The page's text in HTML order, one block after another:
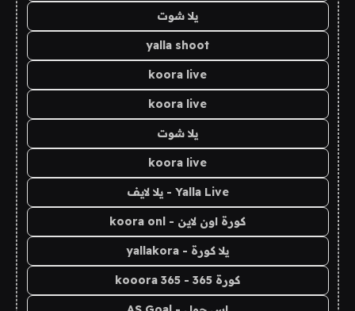
يلا شوت
yalla shoot
koora live
koora live
يلا شوت
koora live
Yalla Live - يلا لايف
كورة اون لاين - koora onl
يلا كورة - yallakora
كورة 365 - kooora 365